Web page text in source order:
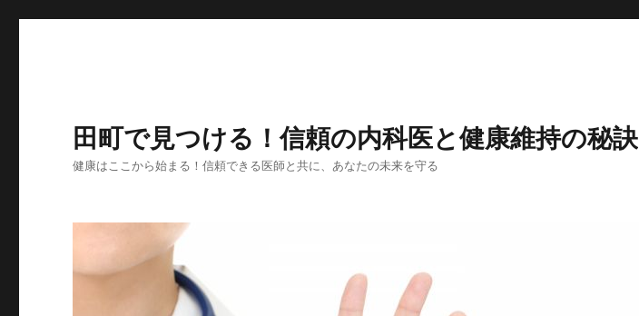
田町で見つける！信頼の内科医と健康維持の秘訣
健康はここから始まる！信頼できる医師と共に、あなたの未来を守る